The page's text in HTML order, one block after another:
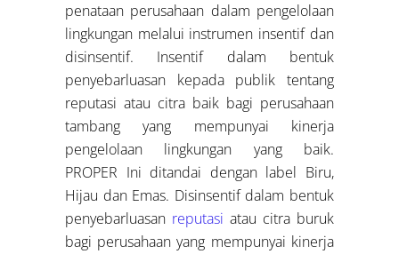
penataan perusahaan dalam pengelolaan
lingkungan melalui instrumen insentif dan
disinsentif. Insentif dalam bentuk
penyebarluasan kepada publik tentang
reputasi atau citra baik bagi perusahaan
tambang yang mempunyai kinerja
pengelolaan lingkungan yang baik.
PROPER Ini ditandai dengan label Biru,
Hijau dan Emas. Disinsentif dalam bentuk
penyebarluasan reputasi atau citra buruk
bagi perusahaan yang mempunyai kinerja